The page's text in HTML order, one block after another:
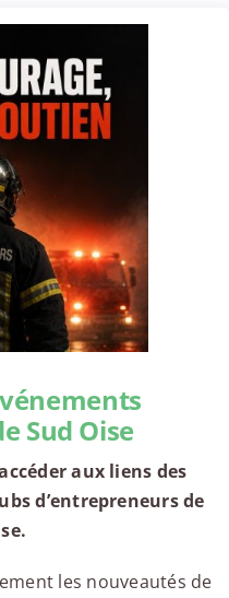
Sud Oise
aux liens des
d’entrepreneurs de
les nouveautés de